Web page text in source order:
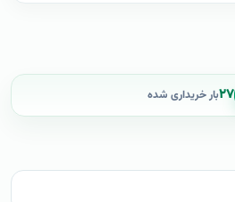
۲۷بار خریداری شده